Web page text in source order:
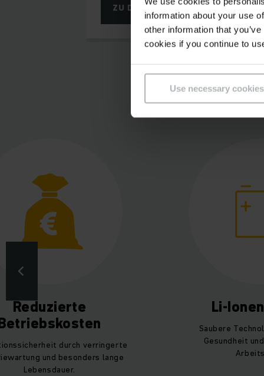
information about your use
other information that
cookies if you continue to
Use necessary
ZU DEN FAHRZEUGEN
Reduzierte
durch verringerte
und besonders lange
Lebensdauer.
Li-
Saubere
Gesundheit